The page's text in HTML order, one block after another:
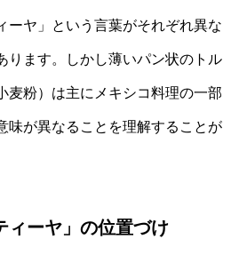
ーヤ」という言葉がそれぞれ異な
ります。しかし薄いパン状のトル
麦粉）は主にメキシコ料理の一部
味が異なることを理解することが
ィーヤ」の位置づけ